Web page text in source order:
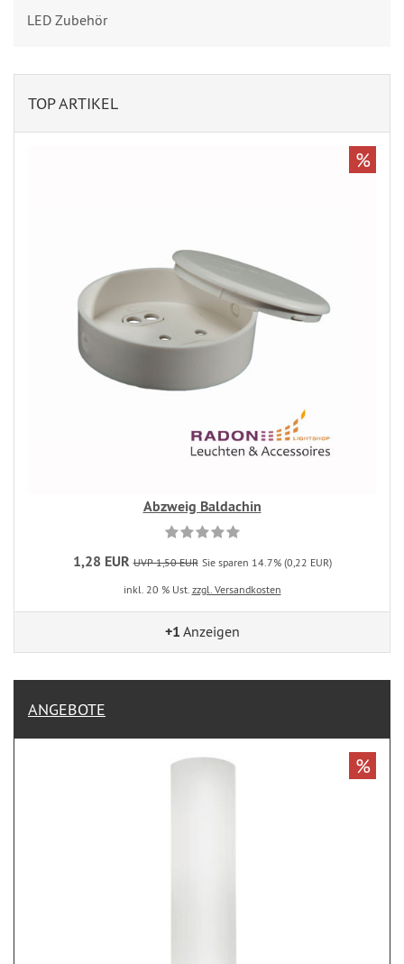
LED Zubehör
TOP ARTIKEL
Abzweig Baldachin
1,28 EUR UVP 1,50 EUR Sie sparen 14.7% (0,22 EUR)
inkl. 20 % Ust. zzgl. Versandkosten
%
+1 Anzeigen
ANGEBOTE
%